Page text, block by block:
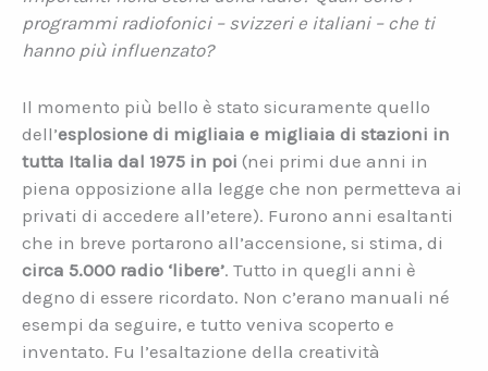
programmi radiofonici – svizzeri e italiani – che ti
hanno più influenzato?
Il momento più bello è stato sicuramente quello
dell’esplosione di migliaia e migliaia di stazioni in
tutta Italia dal 1975 in poi (nei primi due anni in
piena opposizione alla legge che non permetteva ai
privati di accedere all’etere). Furono anni esaltanti
che in breve portarono all’accensione, si stima, di
circa 5.000 radio ‘libere’. Tutto in quegli anni è
degno di essere ricordato. Non c’erano manuali né
esempi da seguire, e tutto veniva scoperto e
inventato. Fu l’esaltazione della creatività